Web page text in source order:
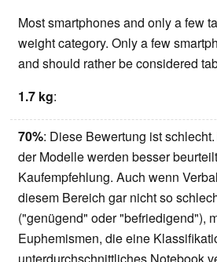
Most smartphones and only a few
weight category. Only a few
and should rather be considered
1.7 kg:
70%: Diese Bewertung ist
der Modelle werden besser
Kaufempfehlung. Auch wenn
diesem Bereich gar nicht so
("genügend" oder "befriedigend"),
Euphemismen, die eine